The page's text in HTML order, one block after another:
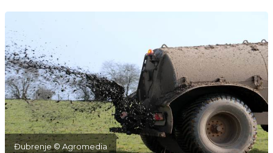
Đubrenje © Agromedia